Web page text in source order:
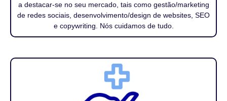
a destacar-se no seu mercado, tais como gestão/marketing
de redes sociais, desenvolvimento/design de websites, SEO
e copywriting. Nós cuidamos de tudo.